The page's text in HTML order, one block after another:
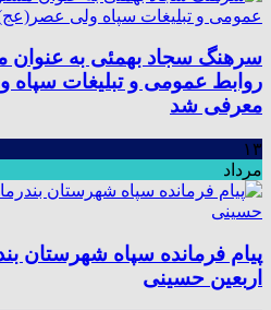
سرهنگ سجاد بهمئی به عنوان
روابط عمومی و تبلیغات
معرفی شد
۱۳
مرداد
پیام فرمانده سپاه شهرستان
اربعین حسینی